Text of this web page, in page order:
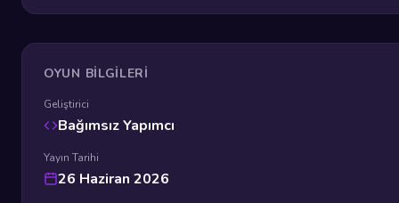
OYUN BILGILERI
Geliştirici
Bağımsız Yapımcı
Yayın Tarihi
26 Haziran 2026